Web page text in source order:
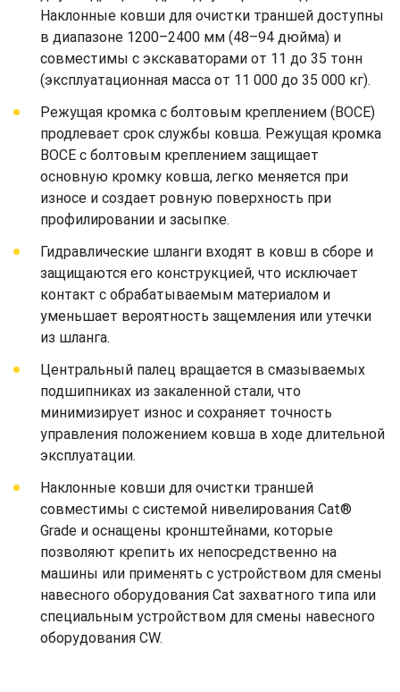
Наклонные ковши для очистки траншей доступны
в диапазоне 1200–2400 мм (48–94 дюйма) и
совместимы с экскаваторами от 11 до 35 тонн
(эксплуатационная масса от 11 000 до 35 000 кг).
Режущая кромка с болтовым креплением (BOCE)
продлевает срок службы ковша. Режущая кромка
BOCE с болтовым креплением защищает
основную кромку ковша, легко меняется при
износе и создает ровную поверхность при
профилировании и засыпке.
Гидравлические шланги входят в ковш в сборе и
защищаются его конструкцией, что исключает
контакт с обрабатываемым материалом и
уменьшает вероятность защемления или утечки
из шланга.
Центральный палец вращается в смазываемых
подшипниках из закаленной стали, что
минимизирует износ и сохраняет точность
управления положением ковша в ходе длительной
эксплуатации.
Наклонные ковши для очистки траншей
совместимы с системой нивелирования Cat®
Grade и оснащены кронштейнами, которые
позволяют крепить их непосредственно на
машины или применять с устройством для смены
навесного оборудования Cat захватного типа или
специальным устройством для смены навесного
оборудования CW.